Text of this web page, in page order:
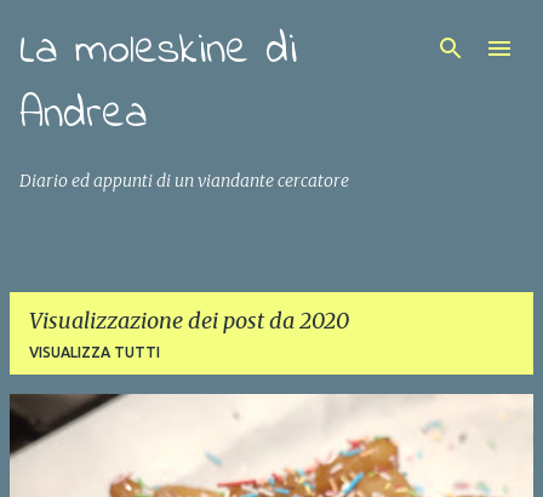
Passa ai contenuti principali
La moleskine di
Andrea
Diario ed appunti di un viandante cercatore
Visualizzazione dei post da 2020
VISUALIZZA TUTTI
o